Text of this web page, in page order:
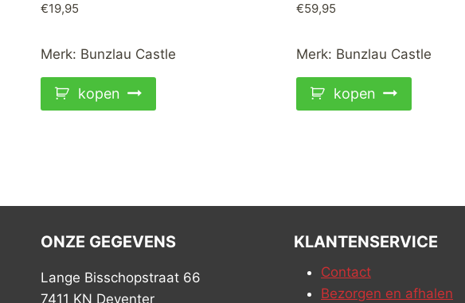
€19,95
Merk: Bunzlau Castle
kopen
€59,95
Merk: Bunzlau Castle
kopen
ONZE GEGEVENS
Lange Bisschopstraat 66
7411 KN Deventer
KLANTENSERVICE
Contact
Bezorgen en afhalen